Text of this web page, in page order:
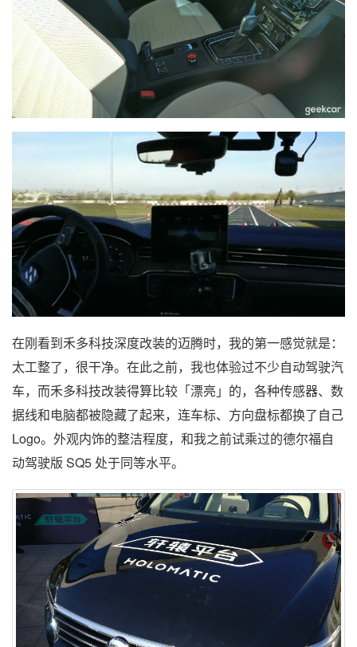
在刚看到禾多科技深度改装的迈腾时，我的第一感觉就是：
太工整了，很干净。在此之前，我也体验过不少自动驾驶汽
车，而禾多科技改装得算比较「漂亮」的，各种传感器、数
据线和电脑都被隐藏了起来，连车标、方向盘标都换了自己
Logo。外观内饰的整洁程度，和我之前试乘过的德尔福自
动驾驶版 SQ5 处于同等水平。